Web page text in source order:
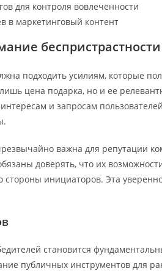
для контроля вовлеченности
в маркетинговый контент
беспристрастности
подходить усилиям, которые
цена подарка, но и ее
и запросам
важна для репутации
доверять, что их
инициаторов. Эта
становится
публичных инструментов для